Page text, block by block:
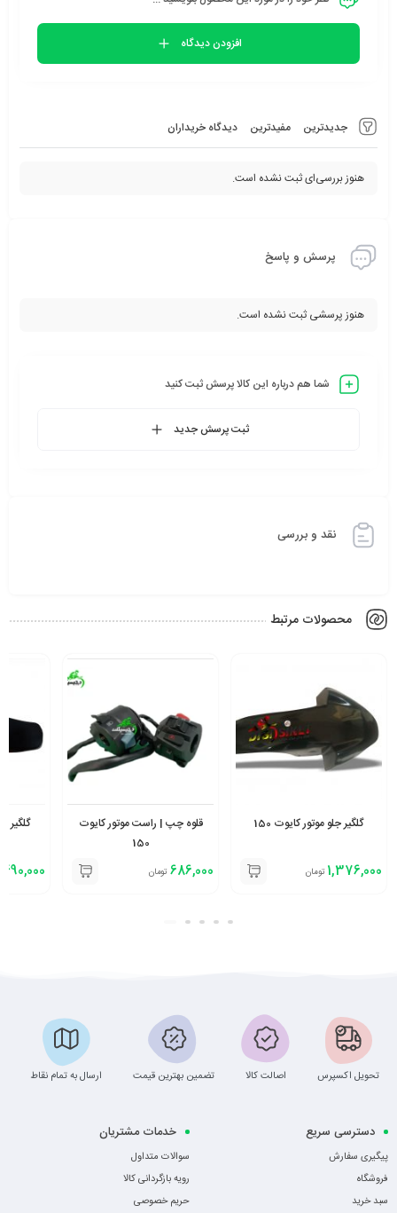
جدیدترین مفیدترین دیدگاه خریداران
هنوز بررسی‌ای ثبت نشده است.
افزودن دیدگاه
پرسش و پاسخ
هنوز پرسشی ثبت نشده است.
شما هم درباره این کالا پرسش ثبت کنید
ثبت پرسش جدید
نقد و بررسی
محصولات مرتبط
گلگیر جلو موتور کایوت 150
1,376,000 تومان
قلوه چپ | راست موتور کایوت
150
686,000 تومان
گلگیر
490,000
تحویل اکسپرس اصالت کالا تضمین بهترین قیمت ارسال به تمام نقاط
دسترسی سریع
پیگیری سفارش
فروشگاه
سبد خرید
خدمات مشتریان
سوالات متداول
رویه بازگردانی کالا
حریم خصوصی